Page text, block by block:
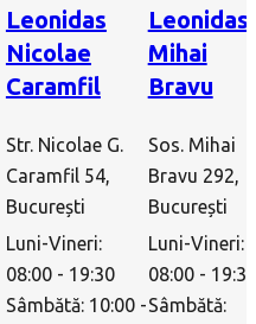
Leonidas
Nicolae
Caramfil
Str. Nicolae G.
Caramfil 54,
București
Luni-Vineri:
08:00 - 19:30
Sâmbătă: 10:00 -
Leonidas
Mihai
Bravu
Sos. Mihai
Bravu 292,
București
Luni-Vineri:
08:00 - 19:30
Sâmbătă: